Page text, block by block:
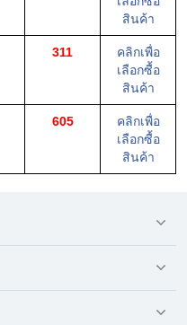
สินค้า
311
คลิกเพื่อ
เลือกซื้อ
สินค้า
605
คลิกเพื่อ
เลือกซื้อ
สินค้า